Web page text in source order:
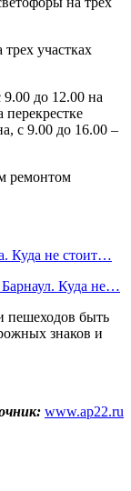
участках
до 12.00 на
с 9.00 до 16.00 –
ремонтом
Куда не стоит…
Куда не…
пешеходов быть
знаков и
www.ap22.ru